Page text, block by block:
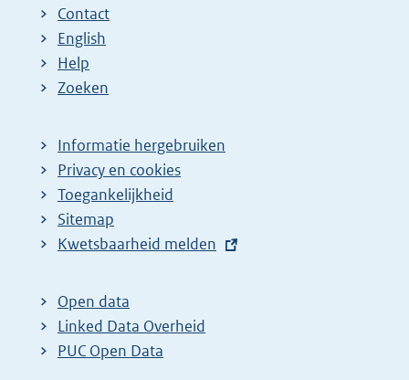
Contact
English
Help
Zoeken
Informatie hergebruiken
Privacy en cookies
Toegankelijkheid
Sitemap
E
t
e
r
Kwetsbaarheid melden
Open data
Linked Data Overheid
PUC Open Data